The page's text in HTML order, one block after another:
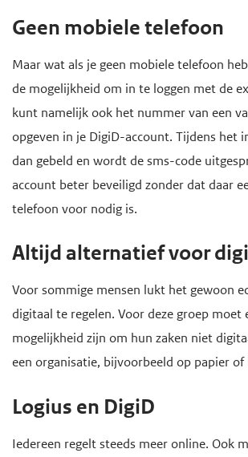
Geen mobiele telefoon
Maar wat als je geen mobiele telefoon
de mogelijkheid om in te loggen met de
kunt namelijk ook het nummer van een
opgeven in je DigiD-account. Tijdens het
dan gebeld en wordt de sms-code
account beter beveiligd zonder dat daar
telefoon voor nodig is.
Altijd alternatief voor
Voor sommige mensen lukt het gewoon
digitaal te regelen. Voor deze groep moet
mogelijkheid zijn om hun zaken niet
een organisatie, bijvoorbeeld op papier of
Logius en DigiD
Iedereen regelt steeds meer online. Ook